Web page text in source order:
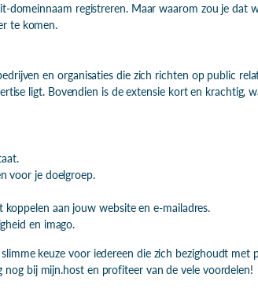
domeinnaam registreren. Maar waarom zou je dat
te komen.
en organisaties die zich richten op public
ligt. Bovendien is de extensie kort en krachtig,
voor je doelgroep.
aan jouw website en e-mailadres.
en imago.
keuze voor iedereen die zich bezighoudt met
nog bij mijn.host en profiteer van de vele voordelen!